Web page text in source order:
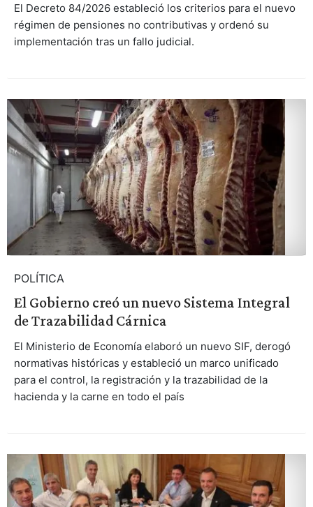
El Decreto 84/2026 estableció los criterios para el nuevo
régimen de pensiones no contributivas y ordenó su
implementación tras un fallo judicial.
POLÍTICA
El Gobierno creó un nuevo Sistema Integral
de Trazabilidad Cárnica
El Ministerio de Economía elaboró un nuevo SIF, derogó
normativas históricas y estableció un marco unificado
para el control, la registración y la trazabilidad de la
hacienda y la carne en todo el país